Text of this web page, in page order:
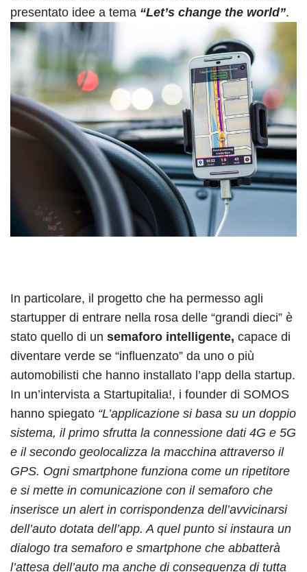
presentato idee a tema “Let’s change the world”.
In particolare, il progetto che ha permesso agli
startupper di entrare nella rosa delle “grandi dieci” è
stato quello di un semaforo intelligente, capace di
diventare verde se “influenzato” da uno o più
automobilisti che hanno installato l’app della startup.
In un’intervista a Startupitalia!, i founder di SOMOS
hanno spiegato “L’applicazione si basa su un doppio
sistema, il primo sfrutta la connessione dati 4G e 5G
e il secondo geolocalizza la macchina attraverso il
GPS. Ogni smartphone funziona come un ripetitore
e si mette in comunicazione con il semaforo che
inserisce un alert in corrispondenza dell’avvicinarsi
dell’auto dotata dell’app. A quel punto si instaura un
dialogo tra semaforo e smartphone che abbatterà
l’attesa dell’auto ma anche di conseguenza di tutta